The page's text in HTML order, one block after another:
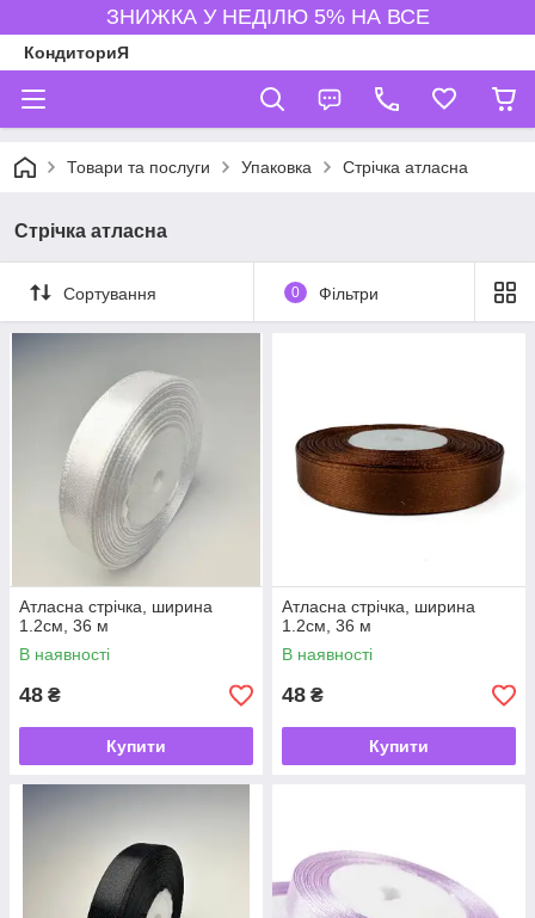
ЗНИЖКА У НЕДІЛЮ 5% НА ВСЕ
КондиториЯ
Товари та послуги Упаковка Стрічка атласна
Стрічка атласна
Сортування 0 Фільтри
Атласна стрічка, ширина
1.2см, 36 м
В наявності
48 ₴
Купити
Атласна стрічка, ширина
1.2см, 36 м
В наявності
48 ₴
Купити